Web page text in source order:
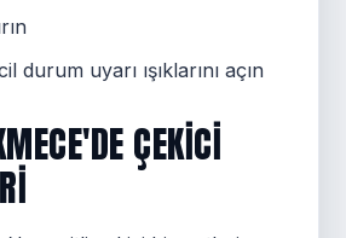
durum uyarı ışıklarını açın
ÇEKICI